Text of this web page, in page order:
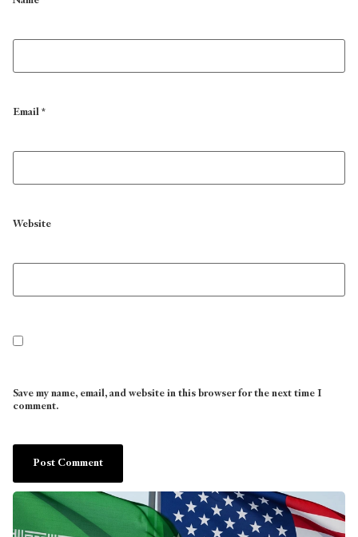
Email*
Website
Save my name, email, and website in this browser for the next time I
comment.